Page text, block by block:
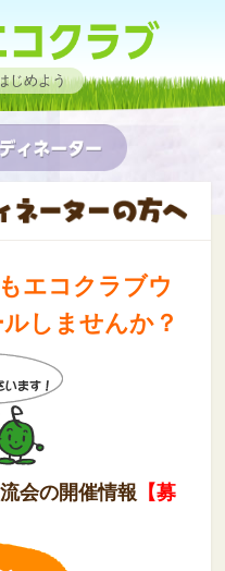
じめよう
エコクラブウ
しませんか？
会の開催情報 【募